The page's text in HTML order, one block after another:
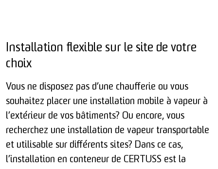
Installation flexible sur le site de votre
choix
Vous ne disposez pas d’une chaufferie ou vous
souhaitez placer une installation mobile à vapeur à
l’extérieur de vos bâtiments? Ou encore, vous
recherchez une installation de vapeur transportable
et utilisable sur différents sites? Dans ce cas,
l’installation en conteneur de CERTUSS est la